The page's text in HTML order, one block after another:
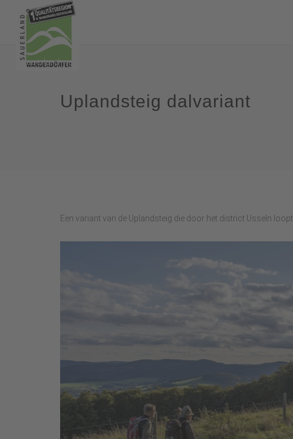
Uplandsteig dalvariant
Een variant van de Uplandsteig die door het district Usseln loopt.